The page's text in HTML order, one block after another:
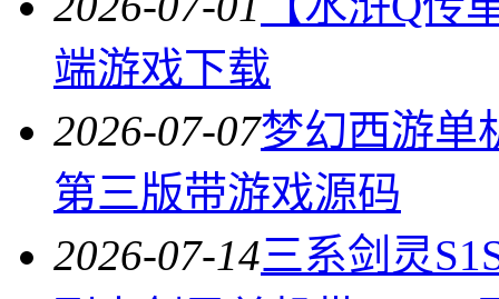
端游戏下载
2026-07-07梦幻西游单
第三版带游戏源码
2026-07-14三系剑灵